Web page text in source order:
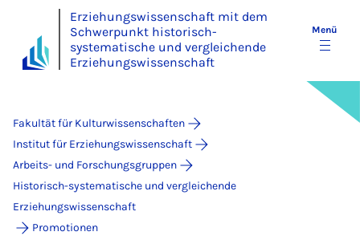
Erziehungswissenschaft mit dem
Schwerpunkt historisch-
systematische und vergleichende
Erziehungswissenschaft
Menü
Fakultät für Kulturwissenschaften
Institut für Erziehungswissenschaft
Arbeits- und Forschungsgruppen
Historisch-systematische und vergleichende
Erziehungswissenschaft
Promotionen